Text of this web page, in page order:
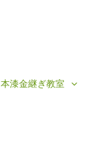
本漆金継ぎ教室